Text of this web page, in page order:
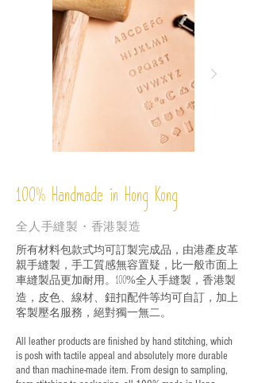
100% Handmade in Hong Kong
全人手縫製・香港製造
所有材料包款式均可訂製完成品，由港產皮革
親手縫製，手工質感無容置疑，比一般市面上
車縫製品更加耐用。 100%全人手縫製，香港製
造，皮色、線材、鈕扣配件等均可自訂，加上
客製壓名服務，絕對獨一無二。
All leather products are finished by hand stitching, which
is posh with tactile appeal and absolutely more durable
and than machine-made item. From design to sampling,